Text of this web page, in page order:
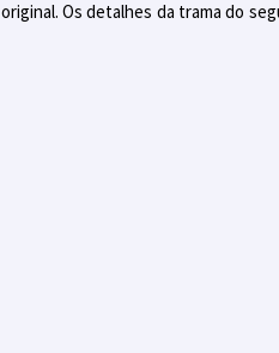
original. Os detalhes da trama do